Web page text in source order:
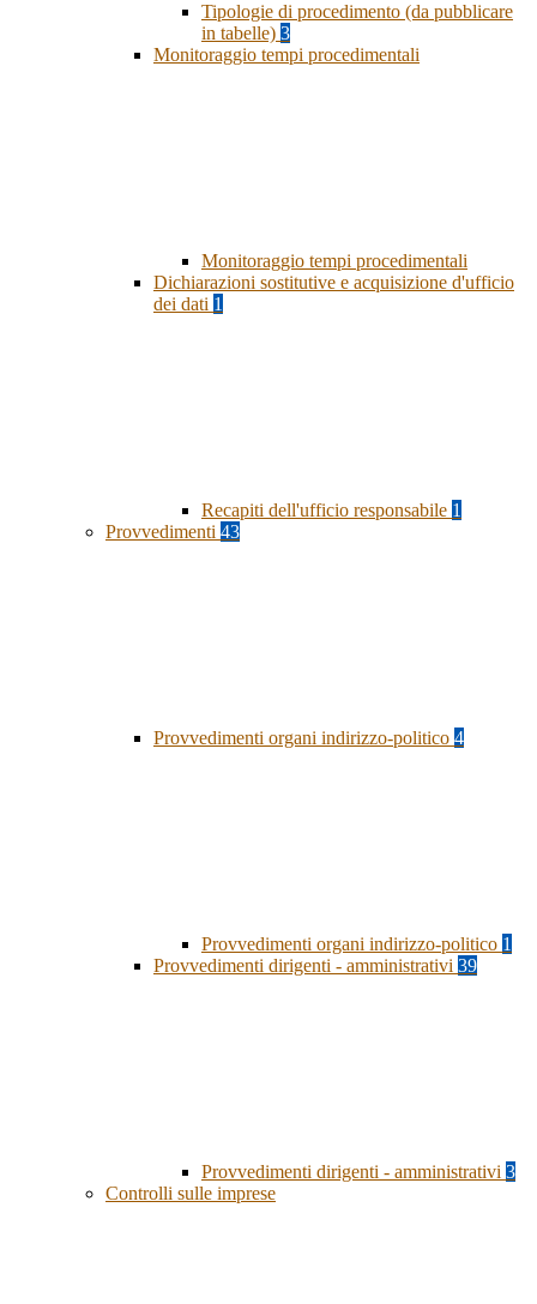
Tipologie di procedimento (da pubblicare
in tabelle) 3
Monitoraggio tempi procedimentali
Monitoraggio tempi procedimentali
Dichiarazioni sostitutive e acquisizione d'ufficio
dei dati 1
Recapiti dell'ufficio responsabile 1
Provvedimenti 43
Provvedimenti organi indirizzo-politico 4
Provvedimenti organi indirizzo-politico 1
Provvedimenti dirigenti - amministrativi 39
Provvedimenti dirigenti - amministrativi 3
Controlli sulle imprese